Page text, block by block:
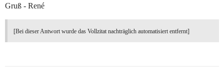
Gruß - René
[Bei dieser Antwort wurde das Vollzitat nachträglich automatisiert entfernt]